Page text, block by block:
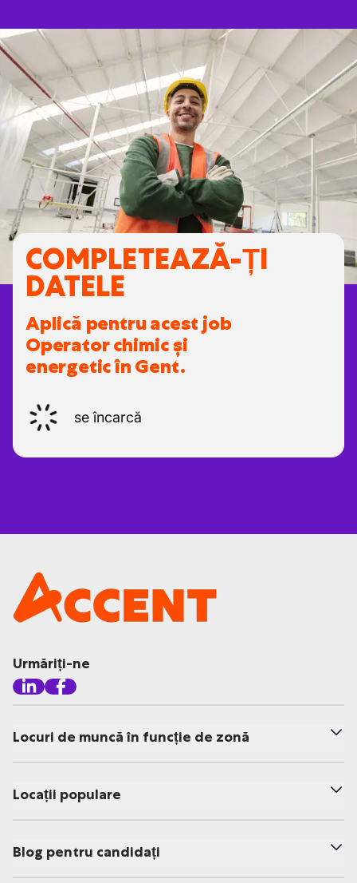
COMPLETEAZĂ-ȚI
DATELE
Aplică pentru acest job
Operator chimic și
energetic în Gent.
se încarcă
Urmăriți-ne
Locuri de muncă în funcție de zonă
Locații populare
Blog pentru candidați